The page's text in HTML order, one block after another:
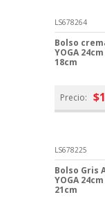
LS678264
Bolso
YOGA
18cm
Precio:
LS678225
Bolso Gris
YOGA
21cm